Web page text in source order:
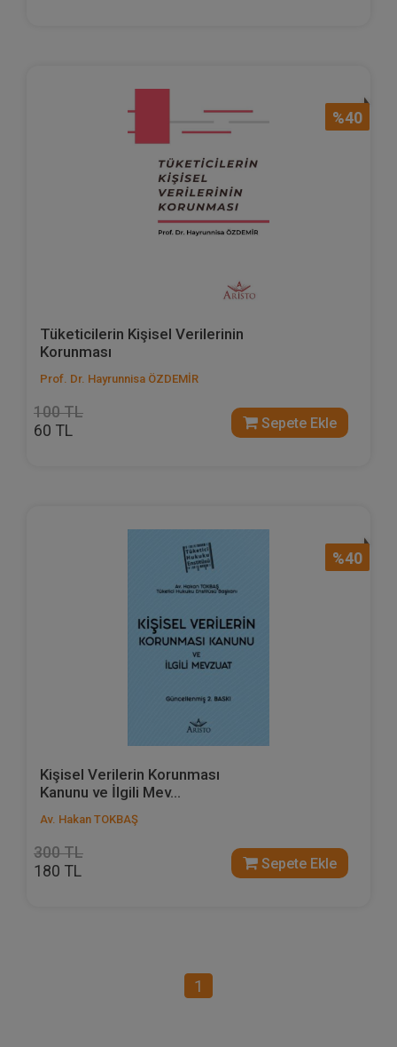
%40
Tüketicilerin Kişisel Verilerinin
Korunması
Prof. Dr. Hayrunnisa ÖZDEMİR
100 TL
60 TL Sepete Ekle
%40
Kişisel Verilerin Korunması
Kanunu ve İlgili Mev...
Av. Hakan TOKBAŞ
300 TL
180 TL Sepete Ekle
1